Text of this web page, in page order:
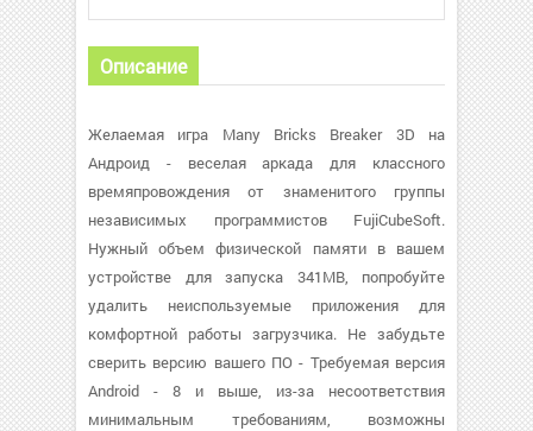
Описание
Желаемая игра Many Bricks Breaker 3D на
Андроид - веселая аркада для классного
времяпровождения от знаменитого группы
независимых программистов FujiCubeSoft.
Нужный объем физической памяти в вашем
устройстве для запуска 341MB, попробуйте
удалить неиспользуемые приложения для
комфортной работы загрузчика. Не забудьте
сверить версию вашего ПО - Требуемая версия
Android - 8 и выше, из-за несоответствия
минимальным требованиям, возможны